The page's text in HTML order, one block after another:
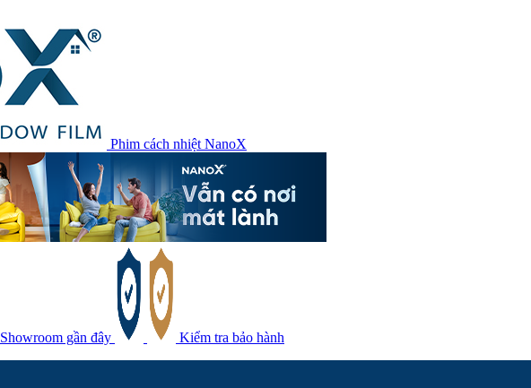
Phim cách nhiệt NanoX
Showroom gần đây
Kiểm tra bảo hành